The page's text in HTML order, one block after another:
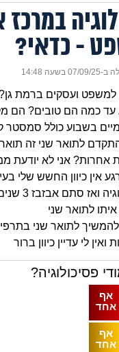
- כדאי?
14:48
ועסקים ברמת
עד כמה הם טובים? הם
בשבוע כולל סמסטר
לתואר שני זה תואר
אחרות? אני לא יודעת
אין כיוון החשש שלי
נחשבת
לתואר שני
לתואר שני
לי עדיין כיוון ברור
פסיכולוגיה?
אף
אחד
אף
אחד